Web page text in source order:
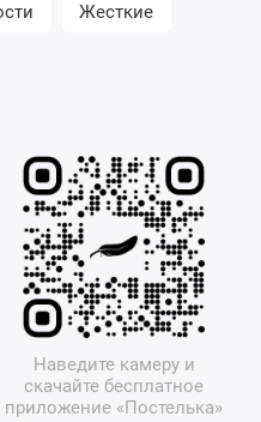
Жесткие
Наведите камеру и
скачайте бесплатное
приложение «Постелька»